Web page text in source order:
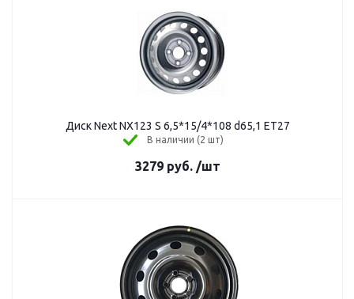
Диск Next NX123 S 6,5*15/4*108 d65,1 ЕТ27
В наличии (2 шт)
3279 руб. /шт